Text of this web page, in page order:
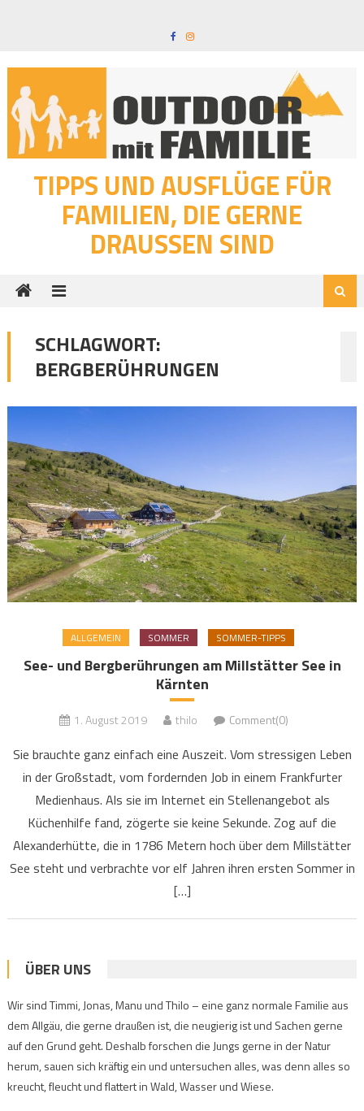
TIPPS UND AUSFLÜGE FÜR
FAMILIEN, DIE GERNE
DRAUSSEN SIND
SCHLAGWORT:
BERGBERÜHRUNGEN
ALLGEMEIN SOMMER SOMMER-TIPPS
See- und Bergberührungen am Millstätter See in
Kärnten
1. August 2019 thilo Comment(0)
Sie brauchte ganz einfach eine Auszeit. Vom stressigen Leben
in der Großstadt, vom fordernden Job in einem Frankfurter
Medienhaus. Als sie im Internet ein Stellenangebot als
Küchenhilfe fand, zögerte sie keine Sekunde. Zog auf die
Alexanderhütte, die in 1786 Metern hoch über dem Millstätter
See steht und verbrachte vor elf Jahren ihren ersten Sommer in
[…]
ÜBER UNS
Wir sind Timmi, Jonas, Manu und Thilo – eine ganz normale Familie aus
dem Allgäu, die gerne draußen ist, die neugierig ist und Sachen gerne
auf den Grund geht. Deshalb forschen die Jungs gerne in der Natur
herum, sauen sich kräftig ein und untersuchen alles, was denn alles so
kreucht, fleucht und flattert in Wald, Wasser und Wiese.